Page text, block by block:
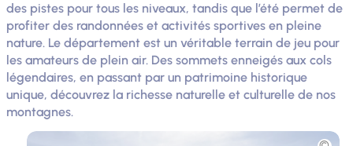
des pistes pour tous les niveaux, tandis que l’été permet de
profiter des randonnées et activités sportives en pleine
nature. Le département est un véritable terrain de jeu pour
les amateurs de plein air. Des sommets enneigés aux cols
légendaires, en passant par un patrimoine historique
unique, découvrez la richesse naturelle et culturelle de nos
montagnes.
Photo